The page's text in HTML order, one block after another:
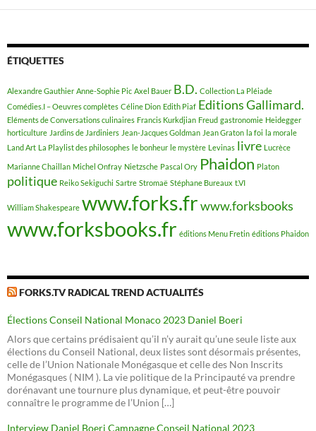
ÉTIQUETTES
Alexandre Gauthier Anne-Sophie Pic Axel Bauer B.D. Collection La Pléiade
Comédies.I – Oeuvres complètes Céline Dion Edith Piaf Editions Gallimard.
Eléments de Conversations culinaires Francis Kurkdjian Freud gastronomie Heidegger
horticulture Jardins de Jardiniers Jean-Jacques Goldman Jean Graton la foi la morale
Land Art La Playlist des philosophes le bonheur le mystère Levinas livre Lucrèce
Marianne Chaillan Michel Onfray Nietzsche Pascal Ory Phaidon Platon
politique Reiko Sekiguchi Sartre Stromaë Stéphane Bureaux t.VI
William Shakespeare www.forks.frwww.forksbooks
www.forksbooks.fr éditions Menu Fretin éditions Phaidon
FORKS.TV RADICAL TREND ACTUALITÉS
Élections Conseil National Monaco 2023 Daniel Boeri
Alors que certains prédisaient qu’il n’y aurait qu’une seule liste aux
élections du Conseil National, deux listes sont désormais présentes,
celle de l’Union Nationale Monégasque et celle des Non Inscrits
Monégasques ( NIM ). La vie politique de la Principauté va prendre
dorénavant une tournure plus dynamique, et peut-être pouvoir
connaître le programme de l’Union […]
Interview Daniel Boeri Campagne Conseil National 2023